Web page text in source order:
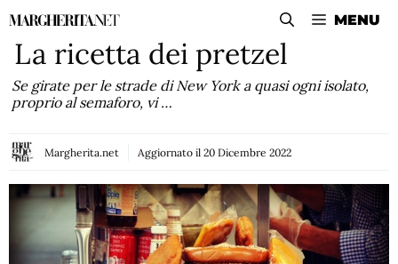
Vai
contenuto
MENU
La ricetta dei pretzel
Se girate per le strade di New York a quasi ogni isolato,
proprio al semaforo, vi …
Margherita.net Aggiornato il 20 Dicembre 2022